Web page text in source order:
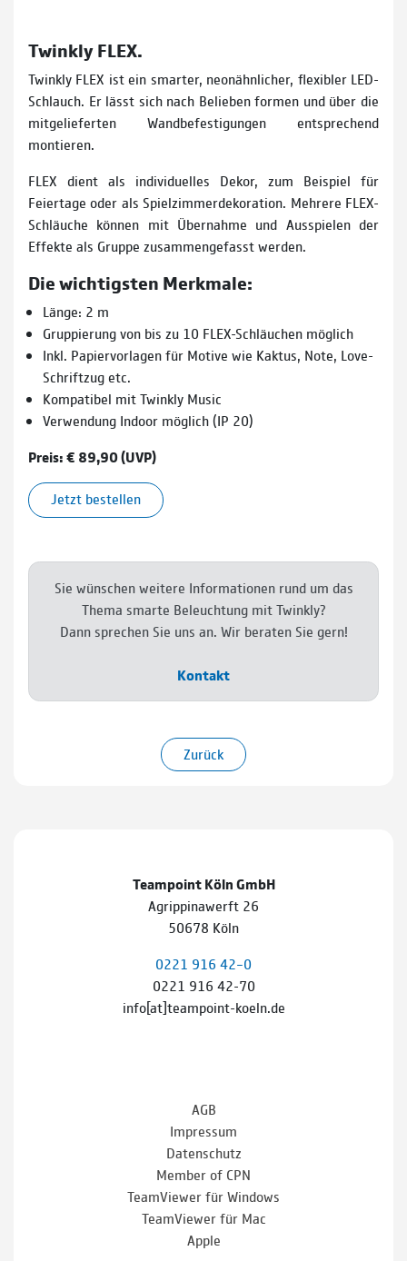
Twinkly FLEX.
Twinkly FLEX ist ein smarter, neonähnlicher, flexibler LED-
Schlauch. Er lässt sich nach Belieben formen und über die
mitgelieferten Wandbefestigungen entsprechend
montieren.
FLEX dient als individuelles Dekor, zum Beispiel für
Feiertage oder als Spielzimmerdekoration. Mehrere FLEX-
Schläuche können mit Übernahme und Ausspielen der
Effekte als Gruppe zusammengefasst werden.
Die wichtigsten Merkmale:
Länge: 2 m
Gruppierung von bis zu 10 FLEX-Schläuchen möglich
Inkl. Papiervorlagen für Motive wie Kaktus, Note, Love-
Schriftzug etc.
Kompatibel mit Twinkly Music
Verwendung Indoor möglich (IP 20)
Preis: € 89,90 (UVP)
Jetzt bestellen
Sie wünschen weitere Informationen rund um das
Thema smarte Beleuchtung mit Twinkly?
Dann sprechen Sie uns an. Wir beraten Sie gern!
Kontakt
Zurück
Teampoint Köln GmbH
Agrippinawerft 26
50678 Köln
0221 916 42–0
0221 916 42-70
info[at]teampoint-koeln.de
AGB
Impressum
Datenschutz
Member of CPN
TeamViewer für Windows
TeamViewer für Mac
Apple